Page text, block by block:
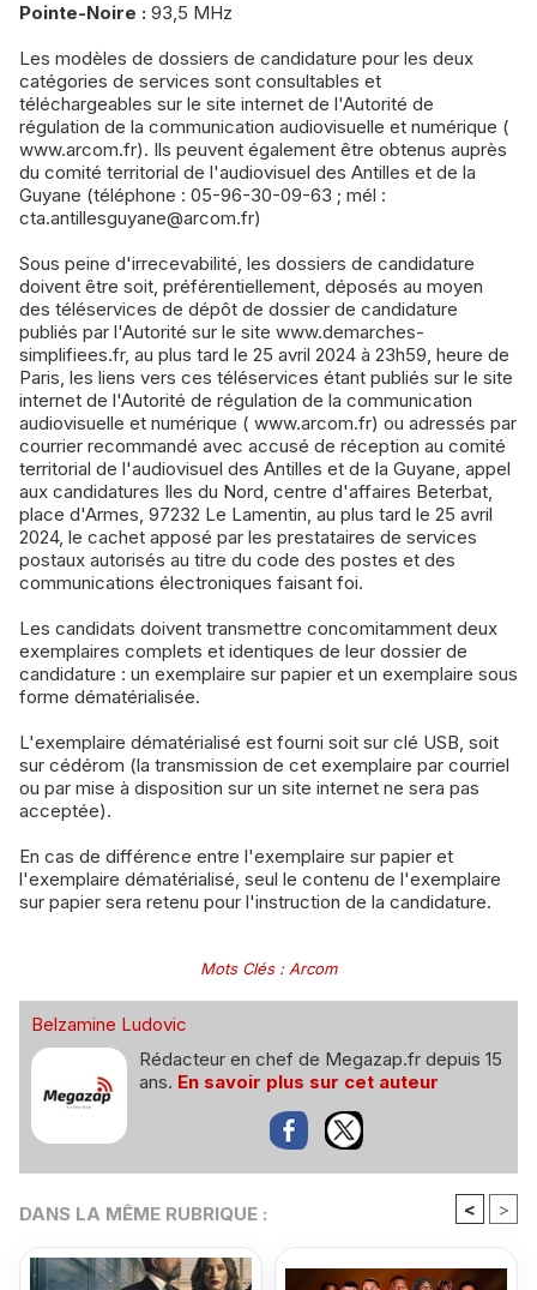
Pointe-Noire : 93,5 MHz
Les modèles de dossiers de candidature pour les deux
catégories de services sont consultables et
téléchargeables sur le site internet de l'Autorité de
régulation de la communication audiovisuelle et numérique (
www.arcom.fr). Ils peuvent également être obtenus auprès
du comité territorial de l'audiovisuel des Antilles et de la
Guyane (téléphone : 05-96-30-09-63 ; mél :
cta.antillesguyane@arcom.fr)
Sous peine d'irrecevabilité, les dossiers de candidature
doivent être soit, préférentiellement, déposés au moyen
des téléservices de dépôt de dossier de candidature
publiés par l'Autorité sur le site www.demarches-
simplifiees.fr, au plus tard le 25 avril 2024 à 23h59, heure de
Paris, les liens vers ces téléservices étant publiés sur le site
internet de l'Autorité de régulation de la communication
audiovisuelle et numérique ( www.arcom.fr) ou adressés par
courrier recommandé avec accusé de réception au comité
territorial de l'audiovisuel des Antilles et de la Guyane, appel
aux candidatures Iles du Nord, centre d'affaires Beterbat,
place d'Armes, 97232 Le Lamentin, au plus tard le 25 avril
2024, le cachet apposé par les prestataires de services
postaux autorisés au titre du code des postes et des
communications électroniques faisant foi.
Les candidats doivent transmettre concomitamment deux
exemplaires complets et identiques de leur dossier de
candidature : un exemplaire sur papier et un exemplaire sous
forme dématérialisée.
L'exemplaire dématérialisé est fourni soit sur clé USB, soit
sur cédérom (la transmission de cet exemplaire par courriel
ou par mise à disposition sur un site internet ne sera pas
acceptée).
En cas de différence entre l'exemplaire sur papier et
l'exemplaire dématérialisé, seul le contenu de l'exemplaire
sur papier sera retenu pour l'instruction de la candidature.
Mots Clés:Arcom
Belzamine Ludovic
Rédacteur en chef de Megazap.fr depuis 15
ans. En savoir plus sur cet auteur
DANS LA MÊME RUBRIQUE : < >